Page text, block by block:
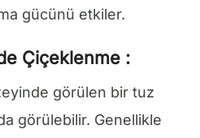
gücünü etkiler.
Çiçeklenme :
görülen bir tuz
görülebilir. Genellikle